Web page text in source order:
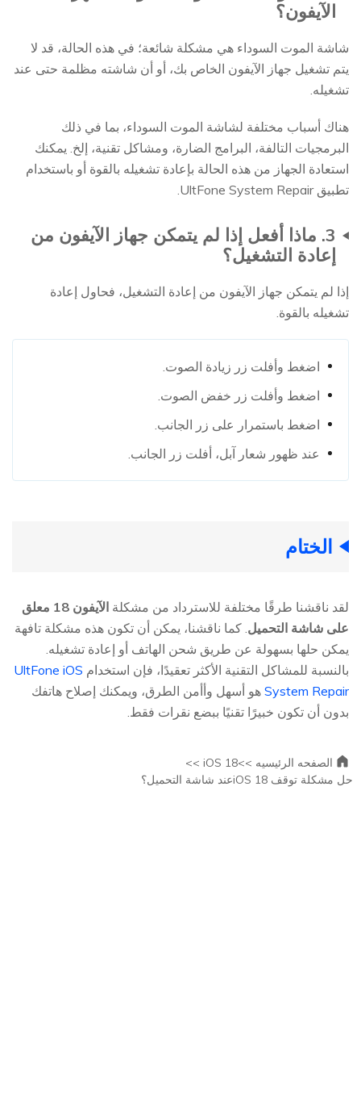
الآيفون؟
شاشة الموت السوداء هي مشكلة شائعة؛ في هذه الحالة، قد لا
يتم تشغيل جهاز الآيفون الخاص بك، أو أن شاشته مظلمة حتى عند
تشغيله.
هناك أسباب مختلفة لشاشة الموت السوداء، بما في ذلك
البرمجيات التالفة، البرامج الضارة، ومشاكل تقنية، إلخ. يمكنك
استعادة الجهاز من هذه الحالة بإعادة تشغيله بالقوة أو باستخدام
تطبيق UltFone System Repair.
3. ماذا أفعل إذا لم يتمكن جهاز الآيفون من
إعادة التشغيل؟
إذا لم يتمكن جهاز الآيفون من إعادة التشغيل، فحاول إعادة
تشغيله بالقوة.
اضغط وأفلت زر زيادة الصوت.
اضغط وأفلت زر خفض الصوت.
اضغط باستمرار على زر الجانب.
عند ظهور شعار آبل، أفلت زر الجانب.
الختام
لقد ناقشنا طرقًا مختلفة للاسترداد من مشكلة
الآيفون 18 معلق
على شاشة التحميل. كما ناقشنا، يمكن أن تكون هذه مشكلة تافهة
يمكن حلها بسهولة عن طريق شحن الهاتف أو إعادة تشغيله.
بالنسبة للمشاكل التقنية الأكثر تعقيدًا، فإن استخدام UltFone iOS
System Repair هو أسهل وأأمن الطرق، ويمكنك إصلاح هاتفك
بدون أن تكون خبيرًا تقنيًا ببضع نقرات فقط.
الصفحه الرئيسيه >>iOS 18 >>
حل مشكلة توقف iOS 18عند شاشة التحميل؟